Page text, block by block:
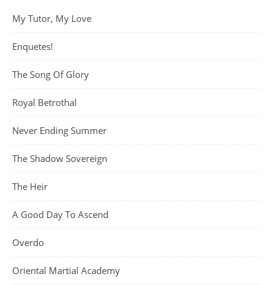
My Tutor, My Love
Enquetes!
The Song Of Glory
Royal Betrothal
Never Ending Summer
The Shadow Sovereign
The Heir
A Good Day To Ascend
Overdo
Oriental Martial Academy